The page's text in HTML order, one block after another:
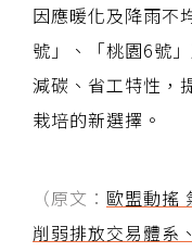
因應暖化及降雨不
號」、「桃園6號
減碳、省工特性，
栽培的新選擇。
（原文： 歐盟動搖
削弱排放交易體系